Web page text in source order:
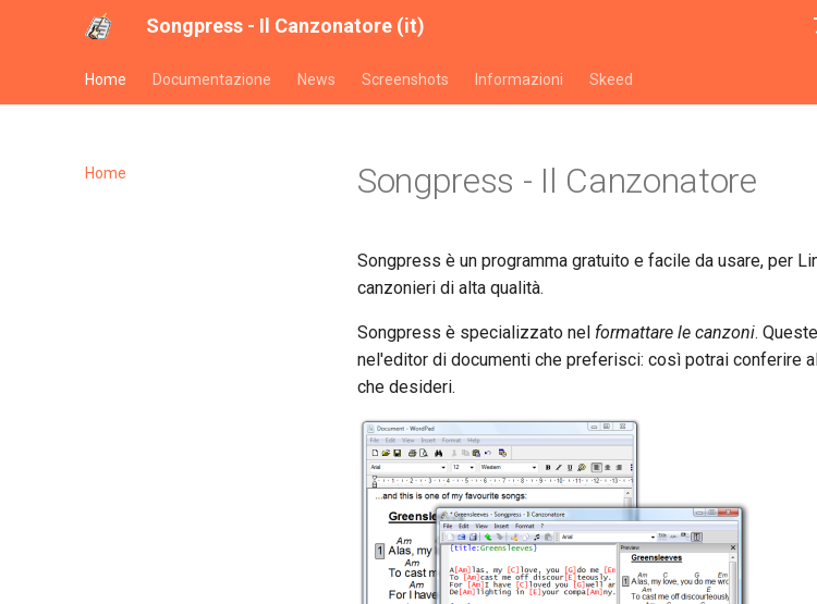
Songpress - Il Canzonatore (it)
Home Documentazione News Screenshots Informazioni Skeed
Home Songpress - Il Canzonatore
Songpress è un programma gratuito e facile da usare, per
canzonieri di alta qualità.
Songpress è specializzato nel formattare le canzoni.
nel'editor di documenti che preferisci: così potrai conferire
che desideri.